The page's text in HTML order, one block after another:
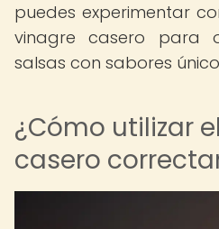
puedes experimentar
vinagre casero para
salsas con sabores
¿Cómo utilizar
casero